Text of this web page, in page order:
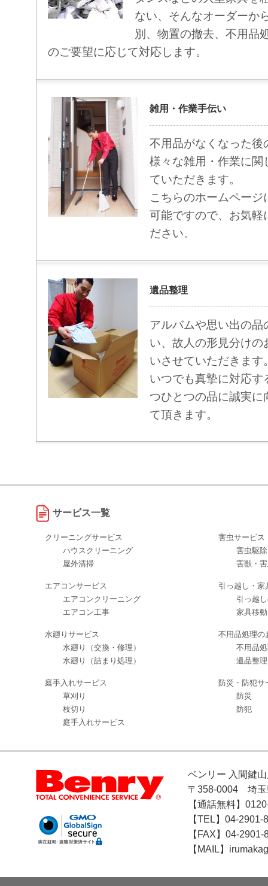
ない、そんなオーダーか
別、物置の撤去、不用品
のご要望に応じて対応します。
雑用・作業手伝い
不用品がなくなった後
様々な雑用・作業に関
ていただきます。
こちらのホームペー
可能ですので、お気軽
ださい。
遺品整理
アルバムや思い出の
い、故人の形見分け
いさせていただきます
いつでも真摯に対応
つひとつの品に誠実
て頂きます。
サービス一覧
クリーニングサービス
ハウスクリーニング
屋外清掃
エアコンサービス
エアコンクリーニング
エアコン工事
水廻りサービス
水廻り（交換・修理）
水廻り（詰まり処理）
庭手入れサービス
草刈り
枝切り
庭手入れサービス
害虫サービス
害虫駆除
害獣・
引っ越し・家
引っ越
家具移動
不用品処理の
不用品
遺品整理
防災・防犯サ
防災
防犯
ベンリー 入間鍵
〒358-0004 埼玉
【通話無料】
【TEL】04-2901-
【FAX】04-2901-
【MAIL】